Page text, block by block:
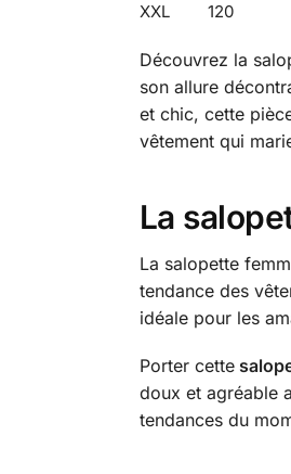
XXL
120
Découvrez la
son allure
et chic, cette
vêtement qui
La
La salopette
tendance des
idéale pour les
Porter cette
doux et agréable
tendances du